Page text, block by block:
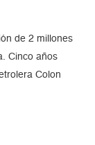
de 2 millones
Cinco años
Colon